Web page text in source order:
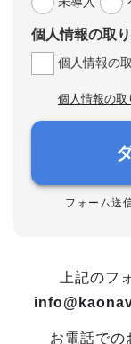
個人情報の取
個人情報の
個人情報の取
フォーム送
上記のフ
お電話での